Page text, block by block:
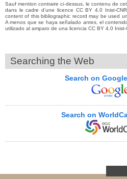
Sauf mention contraire ci-dessus, le contenu de
dans le cadre d’une licence CC BY 4.0 Inist-
content of this bibliographic record may be used
A menos que se haya señalado antes, el
utilizado al amparo de una licencia CC BY 4.0 Inist-
Searching the Web
Search on
Search on